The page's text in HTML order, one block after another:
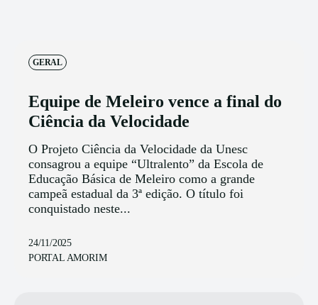
GERAL
Equipe de Meleiro vence a final do
Ciência da Velocidade
O Projeto Ciência da Velocidade da Unesc
consagrou a equipe “Ultralento” da Escola de
Educação Básica de Meleiro como a grande
campeã estadual da 3ª edição. O título foi
conquistado neste...
24/11/2025
PORTAL AMORIM